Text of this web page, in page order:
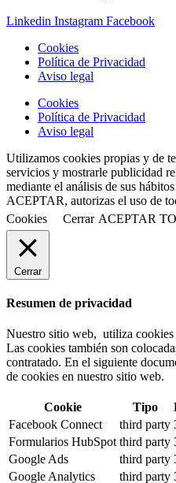
Linkedin Instagram Facebook
Cookies
Política de Privacidad
Aviso legal
Cookies
Política de Privacidad
Aviso legal
Utilizamos cookies propias y de
servicios y mostrarle publicidad
mediante el análisis de sus
ACEPTAR, autorizas el uso de
Cookies
Cerrar ACEPTAR
Cerrar
Resumen de privacidad
Nuestro sitio web, utiliza cookies
Las cookies también son
contratado. En el siguiente
de cookies en nuestro sitio web.
Cookie Tipo
Facebook Connect
third party
Formularios HubSpot third party
Google Ads
third party
Google Analytics
third party